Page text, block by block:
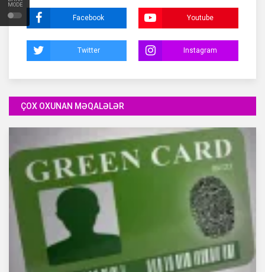
MODE
Facebook Youtube
Twitter Instagram
ÇOX OXUNAN MƏQALƏLƏR